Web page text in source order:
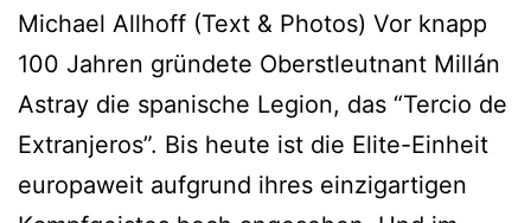
Michael Allhoff (Text & Photos) Vor knapp
100 Jahren gründete Oberstleutnant Millán
Astray die spanische Legion, das “Tercio de
Extranjeros”. Bis heute ist die Elite-Einheit
europaweit aufgrund ihres einzigartigen